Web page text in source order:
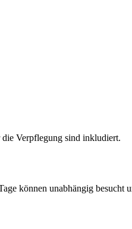
Verpflegung sind inkludiert.
können unabhängig besucht